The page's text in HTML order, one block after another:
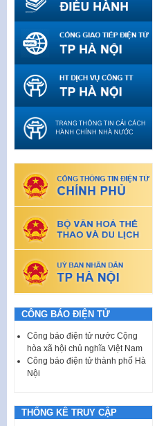
CÔNG BÁO ĐIỆN TỬ
Công báo điện tử nước Cộng
hòa xã hội chủ nghĩa Việt Nam
Công báo điện tử thành phố Hà
Nội
THỐNG KÊ TRUY CẬP